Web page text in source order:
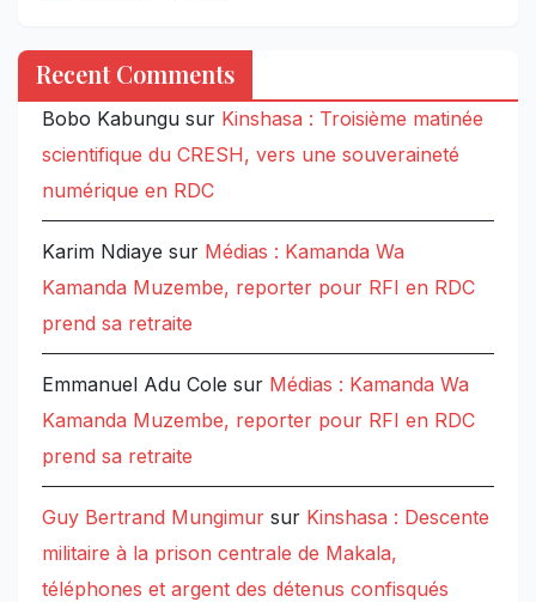
Recent Comments
Bobo Kabungu sur Kinshasa : Troisième matinée
scientifique du CRESH, vers une souveraineté
numérique en RDC
Karim Ndiaye sur Médias : Kamanda Wa
Kamanda Muzembe, reporter pour RFI en RDC
prend sa retraite
Emmanuel Adu Cole sur Médias : Kamanda Wa
Kamanda Muzembe, reporter pour RFI en RDC
prend sa retraite
Guy Bertrand Mungimur sur Kinshasa : Descente
militaire à la prison centrale de Makala,
téléphones et argent des détenus confisqués